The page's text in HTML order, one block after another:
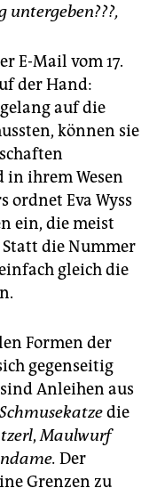
untergeben???,
E-Mail vom 17.
der Hand:
auf die
können sie
in ihrem Wesen
Eva Wyss
ein, die meist
die Nummer
gleich die
Formen der
gegenseitig
Anleihen aus
Schmusekatzedie
,Maulwurf
Der
Grenzen zu